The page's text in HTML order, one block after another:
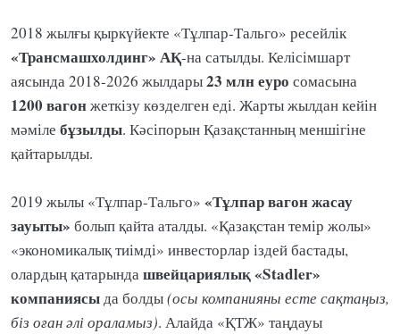
2018 жылғы қыркүйекте «Тұлпар-Тальго» ресейлік
«Трансмашхолдинг» АҚ-на сатылды. Келісімшарт
аясында 2018-2026 жылдары23 млн еуро сомасына
1200 вагонжеткізу көзделген еді. Жарты жылдан кейін
мәміле бұзылды. Кәсіпорын Қазақстанның меншігіне
қайтарылды.
2019 жылы «Тұлпар-Тальго» «Тұлпар вагон жасау
зауыты» болып қайта аталды. «Қазақстан темір жолы»
«экономикалық тиімді» инвесторлар іздей бастады,
олардың қатарындашвейцариялық «Stadler»
компаниясыда болды(осы компанияны есте сақтаңыз,
біз оған әлі ораламыз). Алайда «ҚТЖ» таңдауы